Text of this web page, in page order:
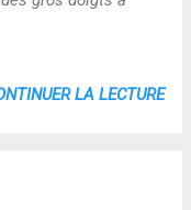
LA LECTURE